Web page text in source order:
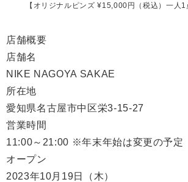
【オリジナルピンズ ¥15,000円（税込）一人1
店舗概要
店舗名
NIKE NAGOYA SAKAE
所在地
愛知県名古屋市中区栄3-15-27
営業時間
11:00～21:00 ※年末年始は変更の予定
オープン
2023年10月19日（木）